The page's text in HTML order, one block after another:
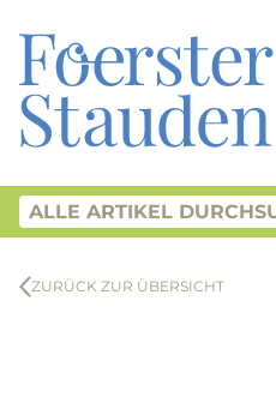
ZURÜCK ZUR ÜBERSICHT